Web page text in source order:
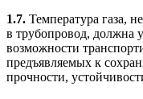
1.7. Температура газа,
в трубопровод, должна
возможности
предъявляемых к
прочности,